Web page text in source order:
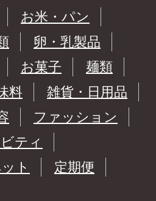
お米・パン
卵・乳製品
お菓子
麺類
料
雑貨・日用品
ファッション
ティ
ト
定期便